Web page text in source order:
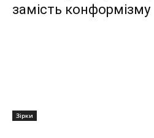
замість конформізму
Зірки